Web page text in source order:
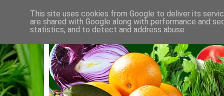
This site uses cookies from Google to deliver its
are shared with Google along with performance and
statistics, and to detect and address abuse.